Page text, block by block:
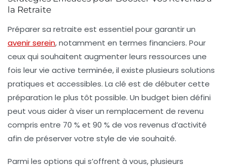
la Retraite
Préparer sa retraite est essentiel pour garantir un
avenir serein, notamment en termes financiers. Pour
ceux qui souhaitent augmenter leurs ressources une
fois leur vie active terminée, il existe plusieurs solutions
pratiques et accessibles. La clé est de débuter cette
préparation le plus tôt possible. Un budget bien défini
peut vous aider à viser un remplacement de revenu
compris entre 70 % et 90 % de vos revenus d’activité
afin de préserver votre style de vie souhaité.
Parmi les options qui s’offrent à vous, plusieurs